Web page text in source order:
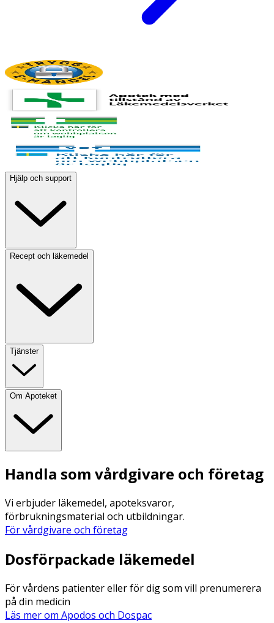
Hjälp och support
Recept och läkemedel
Tjänster
Om Apoteket
Handla som vårdgivare och företag
Vi erbjuder läkemedel, apoteksvaror,
förbrukningsmaterial och utbildningar.
För vårdgivare och företag
Dosförpackade läkemedel
För vårdens patienter eller för dig som vill prenumerera
på din medicin
Läs mer om Apodos och Dospac